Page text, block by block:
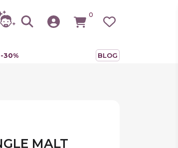
0
30% BLOG
MALT